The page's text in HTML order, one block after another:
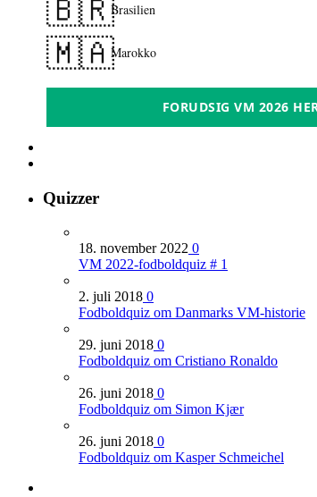
🇧🇷Brasilien
🇲🇦Marokko
FORUDSIG VM 2026
Quizzer
18. november 2022 0
VM 2022-fodboldquiz # 1
2. juli 2018 0
Fodboldquiz om Danmarks VM-historie
29. juni 2018 0
Fodboldquiz om Cristiano Ronaldo
26. juni 2018 0
Fodboldquiz om Simon Kjær
26. juni 2018 0
Fodboldquiz om Kasper Schmeichel